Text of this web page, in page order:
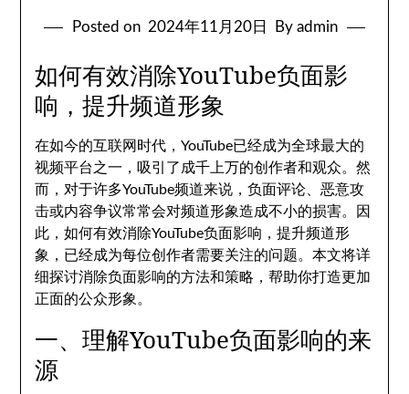
Posted on 2024年11月20日 By admin
如何有效消除YouTube负面影
响，提升频道形象
在如今的互联网时代，YouTube已经成为全球最大的
视频平台之一，吸引了成千上万的创作者和观众。然
而，对于许多YouTube频道来说，负面评论、恶意攻
击或内容争议常常会对频道形象造成不小的损害。因
此，如何有效消除YouTube负面影响，提升频道形
象，已经成为每位创作者需要关注的问题。本文将详
细探讨消除负面影响的方法和策略，帮助你打造更加
正面的公众形象。
一、理解YouTube负面影响的来
源